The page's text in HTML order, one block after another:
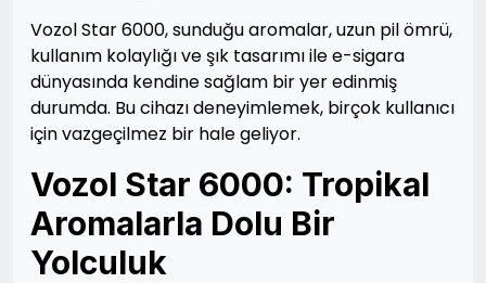
Vozol Star 6000, sunduğu aromalar, uzun pil ömrü,
kullanım kolaylığı ve şık tasarımı ile e-sigara
dünyasında kendine sağlam bir yer edinmiş
durumda. Bu cihazı deneyimlemek, birçok kullanıcı
için vazgeçilmez bir hale geliyor.
Vozol Star 6000: Tropikal
Aromalarla Dolu Bir
Yolculuk